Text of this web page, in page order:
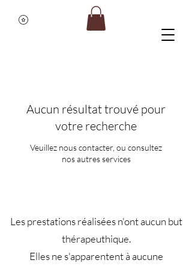
Aucun résultat trouvé pour
votre recherche
Veuillez nous contacter, ou consultez
nos autres services
Les prestations réalisées n'ont aucun but
thérapeuthique.
Elles ne s'apparentent à aucune